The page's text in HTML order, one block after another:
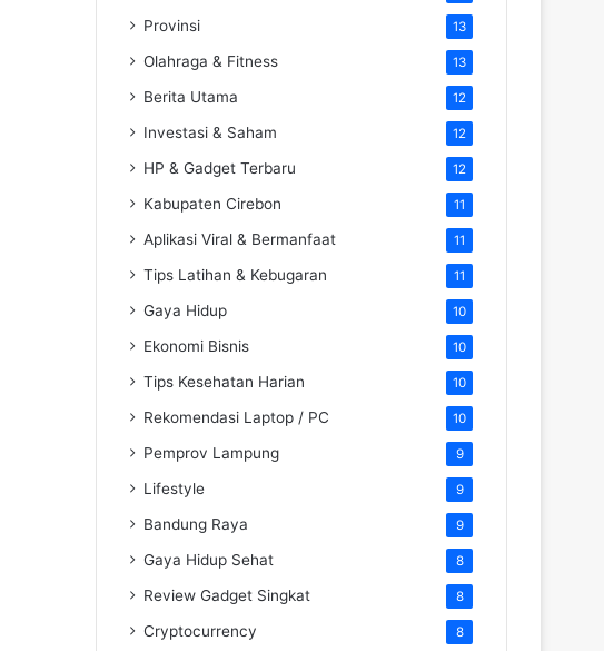
Provinsi 13
Olahraga & Fitness 13
Berita Utama 12
Investasi & Saham 12
HP & Gadget Terbaru 12
Kabupaten Cirebon 11
Aplikasi Viral & Bermanfaat 11
Tips Latihan & Kebugaran 11
Gaya Hidup 10
Ekonomi Bisnis 10
Tips Kesehatan Harian 10
Rekomendasi Laptop / PC 10
Pemprov Lampung 9
Lifestyle 9
Bandung Raya 9
Gaya Hidup Sehat 8
Review Gadget Singkat 8
Cryptocurrency 8